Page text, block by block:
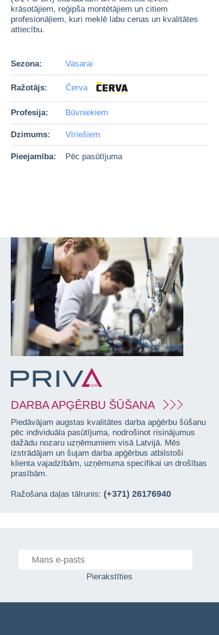
krāsotājiem, reģipša montētājiem un citiem
profesionāļiem, kuri meklē labu cenas un kvalitātes
attiecību.
Sezona: Vasarai
Ražotājs: Červa
Profesija: Būvniekiem
Dzimums: Vīriešiem
Pieejamība: Pēc pasūtījuma
DARBA APĢĒRBU ŠŪŠANA
Piedāvājam augstas kvalitātes darba apģērbu šūšanu
pēc individuāla pasūtījuma, nodrošinot risinājumus
dažādu nozaru uzņēmumiem visā Latvijā. Mēs
izstrādājam un šujam darba apģērbus atbilstoši
klienta vajadzībām, uzņēmuma specifikai un drošības
prasībām.
Ražošana daļas tālrunis: (+371) 26176940
Pierakstīties